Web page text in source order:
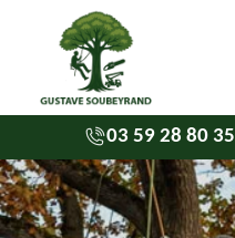
03 59 28 80 35